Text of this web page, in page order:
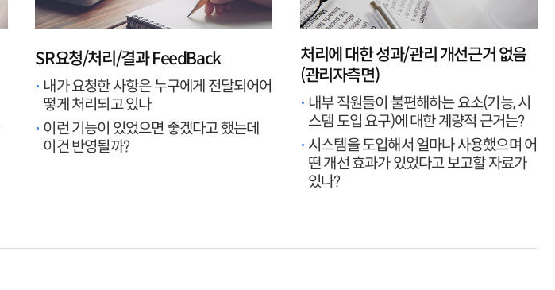
SR요청/처리/결과 FeedBack
내가 요청한 사항은 누구에게 전달되어어
떻게 처리되고 있나
이런 기능이 있었으면 좋겠다고 했는데
이건 반영될까?
처리에 대한 성과/관리 개선근거 없음
(관리자측면)
내부 직원들이 불편해하는 요소(기능, 시
스템 도입 요구)에 대한 계량적 근거는?
시스템을 도입해서 얼마나 사용했으며 어
떤 개선 효과가 있었다고 보고할 자료가
있나?